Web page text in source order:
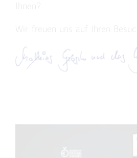
Ihnen?
Wir freuen uns auf Ihren Besuch